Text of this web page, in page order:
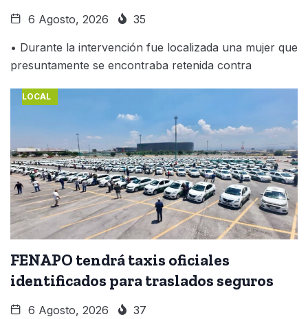
6 Agosto, 2026 35
• Durante la intervención fue localizada una mujer que
presuntamente se encontraba retenida contra
LOCAL
FENAPO tendrá taxis oficiales
identificados para traslados seguros
6 Agosto, 2026 37